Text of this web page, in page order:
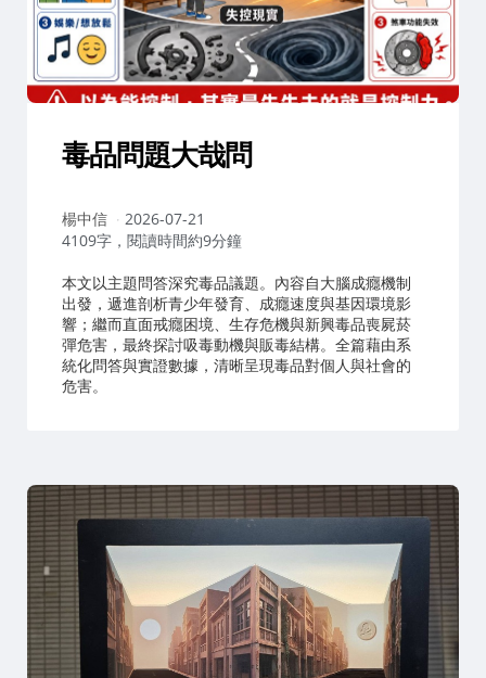
毒品問題大哉問
作
者：
楊中信
2026-07-21
4109字，閱讀時間約9分鐘
本文以主題問答深究毒品議題。內容自大腦成癮機制
出發，遞進剖析青少年發育、成癮速度與基因環境影
響；繼而直面戒癮困境、生存危機與新興毒品喪屍菸
彈危害，最終探討吸毒動機與販毒結構。全篇藉由系
統化問答與實證數據，清晰呈現毒品對個人與社會的
危害。